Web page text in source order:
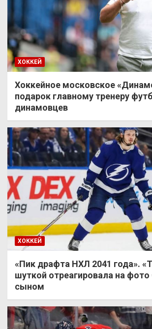
ХОККЕЙ
Хоккейное московское
подарок главному тренеру
динамовцев
ХОККЕЙ
«Пик драфта НХЛ 2041 года».
шуткой отреагировала на фото
сыном